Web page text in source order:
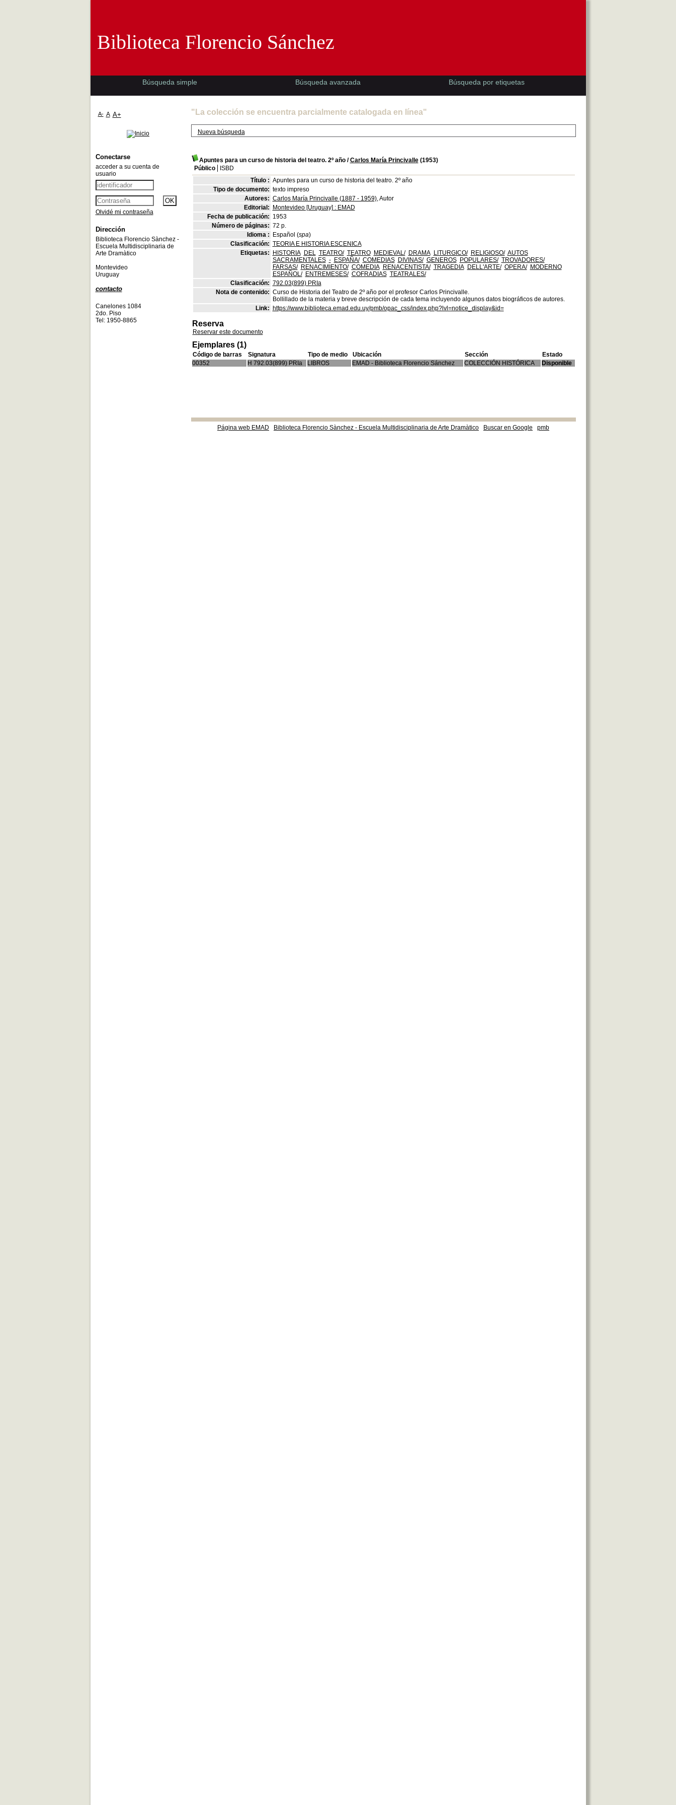
"La colección se encuentra parcialmente catalogada en línea"
Nueva búsqueda
Apuntes para un curso de historia del teatro. 2º año/Carlos María Princivalle(1953)
Público
ISBD
Título : Apuntes para un curso de historia del teatro. 2º año
Tipo de documento: texto impreso
Autores: Carlos María Princivalle (1887 - 1959), Autor
Editorial:
Montevideo [Uruguay] : EMAD
Fecha de publicación: 1953
Número de páginas: 72 p.
Idioma :
Español (spa)
Clasificación: TEORIA E HISTORIA ESCENICA
Etiquetas:
HISTORIA DEL TEATRO/ TEATRO MEDIEVAL/ DRAMA LITURGICO/ RELIGIOSO/ AUTOS
SACRAMENTALES - ESPAÑA/ COMEDIAS DIVINAS/ GENEROS POPULARES/ TROVADORES/
FARSAS/
RENACIMIENTO/ COMEDIA RENACENTISTA/ TRAGEDIA DELL'ARTE/ OPERA/
MODERNO
ESPAÑOL/
ENTREMESES/ COFRADIAS TEATRALES/
Clasificación: 792.03(899) PRIa
Nota de contenido: Curso de Historia del Teatro de 2º año por el profesor Carlos Princivalle.
Bollillado de la materia y breve descripción de cada tema incluyendo algunos datos biográficos de autores.
Link: https://www.biblioteca.emad.edu.uy/pmb/opac_css/index.php?lvl=notice_display&id=
Reserva
Reservar este documento
Ejemplares (1)
Código de barras Signatura Tipo de medio Ubicación Sección
Estado
00352
H 792.03(899) PRIa LIBROS EMAD - Biblioteca Florencio Sánchez COLECCIÓN HISTÓRICA Disponible
Página web EMAD Biblioteca Florencio Sànchez - Escuela Multidisciplinaria de Arte Dramàtico Buscar en Google pmb
Biblioteca Florencio Sánchez
Búsqueda simple Búsqueda avanzada Búsqueda por etiquetas
A- A A+
Conectarse
acceder a su cuenta de
usuario
Olvidé mi contraseña
Dirección
Biblioteca Florencio Sànchez -
Escuela Multidisciplinaria de
Arte Dramàtico
Montevideo
Uruguay
contacto
Canelones 1084
2do. Piso
Tel: 1950-8865